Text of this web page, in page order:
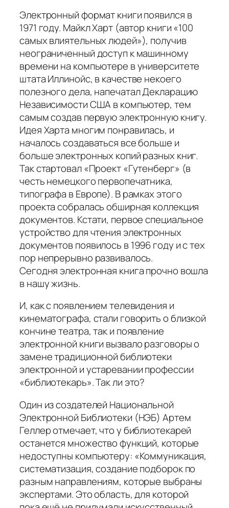
Электронный формат книги появился в
1971 году. Майкл Харт (автор книги «100
самых влиятельных людей»), получив
неограниченный доступ к машинному
времени на компьютере в университете
штата Иллинойс, в качестве некоего
полезного дела, напечатал Декларацию
Независимости США в компьютер, тем
самым создав первую электронную книгу.
Идея Харта многим понравилась, и
началось создаваться все больше и
больше электронных копий разных книг.
Так стартовал «Проект «Гутенберг» (в
честь немецкого первопечатника,
типографа в Европе). В рамках этого
проекта собралась обширная коллекция
документов. Кстати, первое специальное
устройство для чтения электронных
документов появилось в 1996 году и с тех
пор непрерывно развивалось.
Сегодня электронная книга прочно вошла
в нашу жизнь.
И, как с появлением телевидения и
кинематографа, стали говорить о близкой
кончине театра, так и появление
электронной книги вызвало разговоры о
замене традиционной библиотеки
электронной и устаревании профессии
«библиотекарь». Так ли это?
Один из создателей Национальной
Электронной Библиотеки (НЭБ) Артем
Геллер отмечает, что у библиотекарей
останется множество функций, которые
недоступны компьютеру: «Коммуникация,
систематизация, создание подборок по
разным направлениям, которые выбраны
экспертами. Это область, для которой